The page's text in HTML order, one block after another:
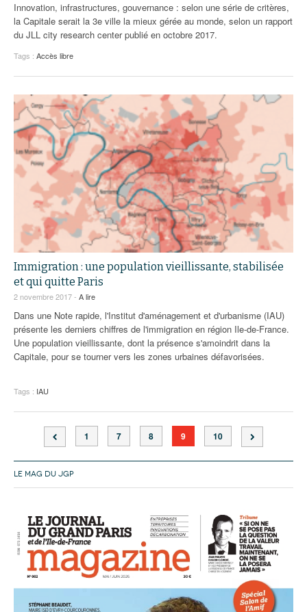
Innovation, infrastructures, gouvernance : selon une série de critères,
la Capitale serait la 3e ville la mieux gérée au monde, selon un rapport
du JLL city research center publié en octobre 2017.
Tags : Accès libre
Immigration : une population vieillissante, stabilisée
et qui quitte Paris
2 novembre 2017 - A lire
Dans une Note rapide, l'Institut d'aménagement et d'urbanisme (IAU)
présente les derniers chiffres de l'immigration en région Ile-de-France.
Une population vieillissante, dont la présence s'amoindrit dans la
Capitale, pour se tourner vers les zones urbaines défavorisées.
Tags : IAU
1 7 8 9 10
LE MAG DU JGP